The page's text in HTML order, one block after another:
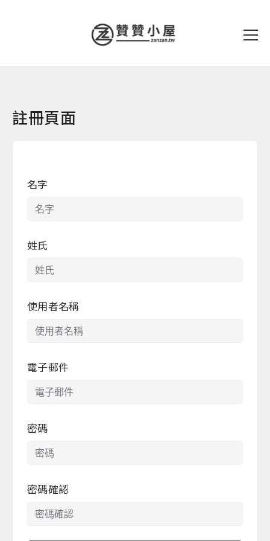
註冊頁面
名字
姓氏
使用者名稱
電子郵件
密碼
密碼確認